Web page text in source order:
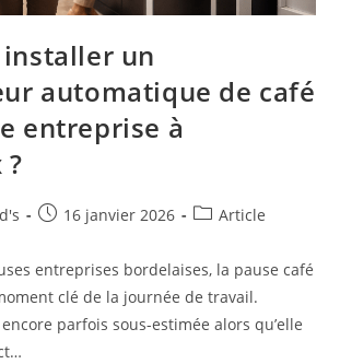
un
automatique de café
entreprise à
16 janvier 2026 Article
entreprises bordelaises, la pause café
clé de la journée de travail.
parfois sous-estimée alors qu’elle